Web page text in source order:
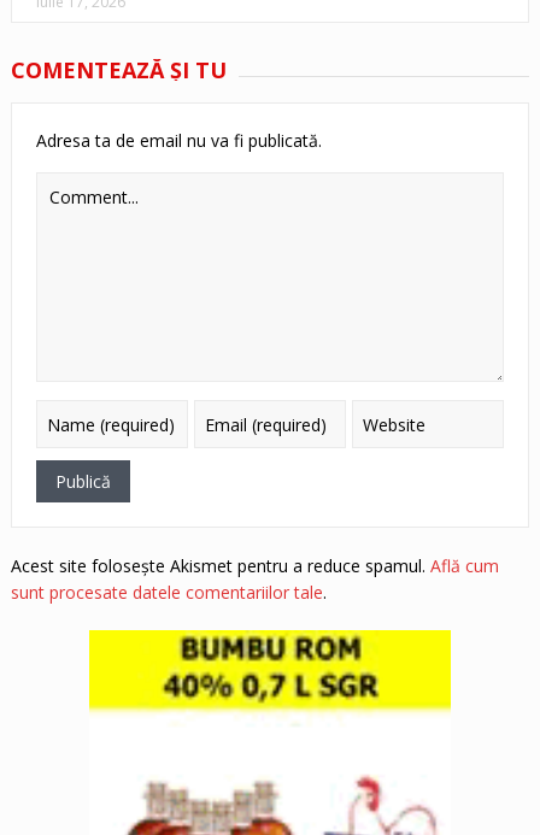
COMENTEAZĂ ŞI TU
Adresa ta de email nu va fi publicată.
Acest site folosește Akismet pentru a reduce spamul. Află cum
sunt procesate datele comentariilor tale.